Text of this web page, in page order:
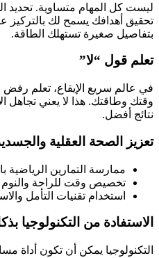
ليست كل المهام متساوية. تحديد
تحقيق أهدافك يسمح لك بالتركيز
بتفاصيل صغيرة تستهلك الطاقة.
تعلم قول “لا”
في عالم سريع الإيقاع، تعلم رفض
وقتك وطاقتك. هذا لا يعني تجاهل
نتائج أفضل.
تعزيز الصحة العقلية
ممارسة التمارين الرياضية
تخصيص وقت للراحة والنوم
استخدام تقنيات التأمل
الاستفادة من التكنولوجيا
التكنولوجيا يمكن أن تكون أداة